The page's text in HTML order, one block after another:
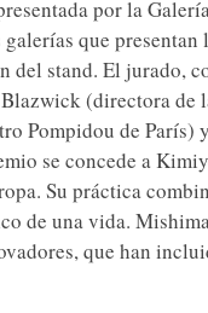
por la
que
del stand. El jurado,
(directora de
Pompidou de París)
se concede a
Su práctica
de una vida.
que han